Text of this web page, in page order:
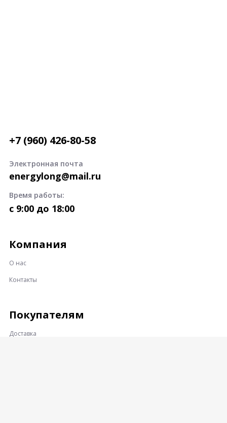
+7 (960) 426-80-58
Электронная почта
energylong@mail.ru
Время работы:
c 9:00 до 18:00
Компания
О нас
Контакты
Покупателям
Доставка